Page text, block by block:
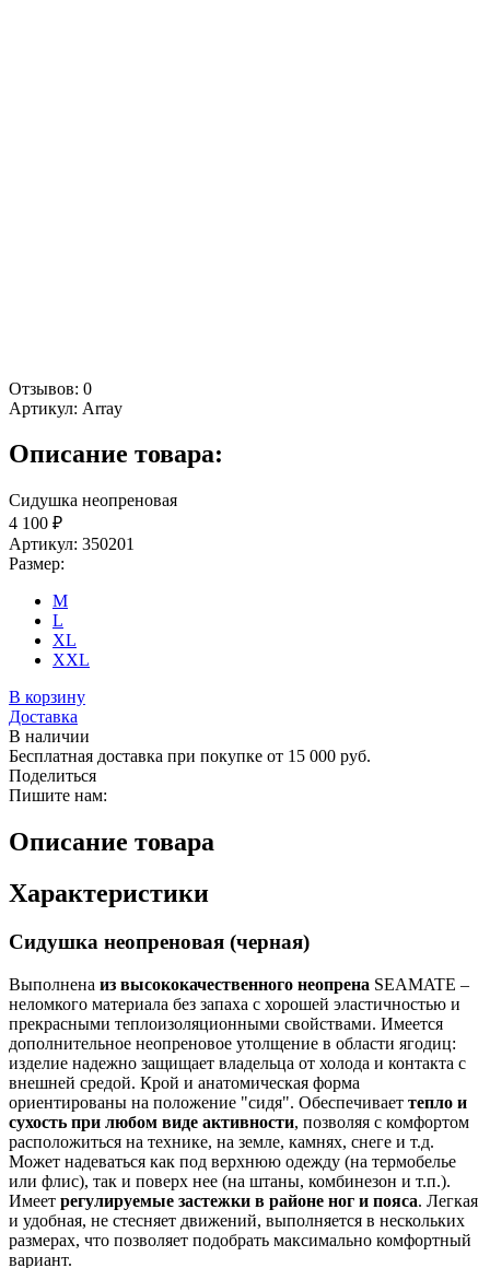
Отзывов: 0
Артикул: Array
Описание товара:
Сидушка неопреновая
4 100 ₽
Артикул: 350201
Размер:
M
L
XL
XXL
В корзину
Доставка
В наличии
Бесплатная доставка при покупке от 15 000 руб.
Поделиться
Пишите нам:
Описание товара
Характеристики
Сидушка неопреновая (черная)
Выполнена из высококачественного неопрена SEAMATE –
неломкого материала без запаха с хорошей эластичностью и
прекрасными теплоизоляционными свойствами. Имеется
дополнительное неопреновое утолщение в области ягодиц:
изделие надежно защищает владельца от холода и контакта с
внешней средой. Крой и анатомическая форма
ориентированы на положение "сидя". Обеспечивает тепло и
сухость при любом виде активности, позволяя с комфортом
расположиться на технике, на земле, камнях, снеге и т.д.
Может надеваться как под верхнюю одежду (на термобелье
или флис), так и поверх нее (на штаны, комбинезон и т.п.).
Имеет регулируемые застежки в районе ног и пояса. Легкая
и удобная, не стесняет движений, выполняется в нескольких
размерах, что позволяет подобрать максимально комфортный
вариант.